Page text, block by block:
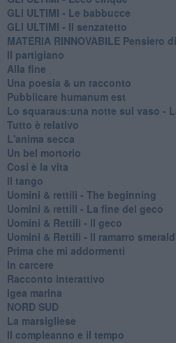
GLI ULTIMI - Le babbucce
GLI ULTIMI - Il senzatetto
MATERIA RINNOVABILE Pensiero
Il partigiano
Alla fine
Una poesia & un racconto
Pubblicare humanum est
Lo squaraus:una notte sul vaso -
Tutto è relativo
L'anima secca
Un bel mortorio
Cosi è la vita
Il tango
​Uomini & rettili - The beginning
​Uomini & rettili - La fine del geco
Uomini & Rettili - Il geco
Uomini & Rettili - Il ramarro
Prima che mi addormenti
In carcere
Racconto interattivo
Igea marina
​NORD SUD
La marsigliese
Il compleanno e il tempo